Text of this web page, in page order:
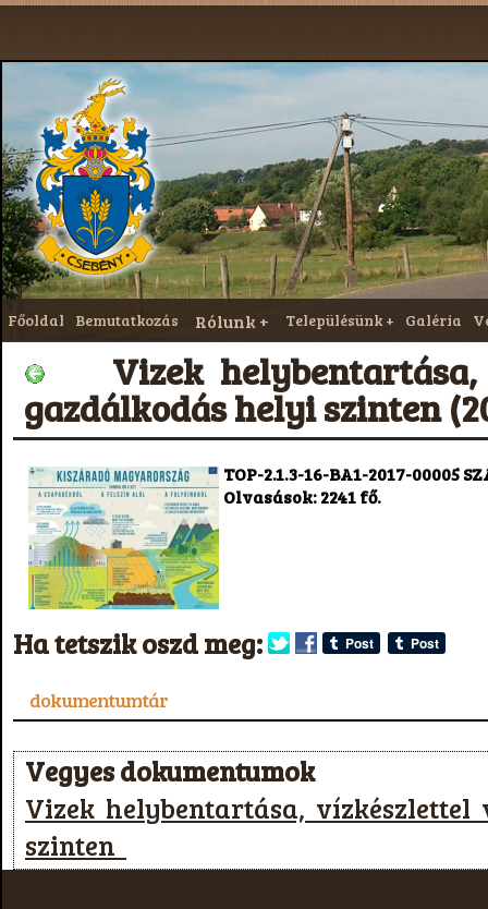
Főoldal Bemutatkozás Rólunk Településünk Galéria
Vizek helybentartása,
gazdálkodás helyi szinten
TOP-2.1.3-16-BA1-2017-00005
Olvasások: 2241 fő.
Ha tetszik oszd meg:
dokumentumtár
Vegyes dokumentumok
Vizek helybentartása,
szinten